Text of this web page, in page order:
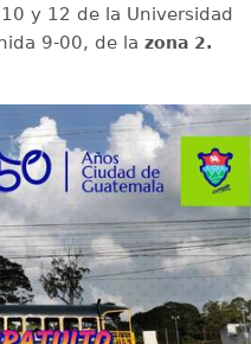
y 12 de la Universidad
9-00, de la zona 2.